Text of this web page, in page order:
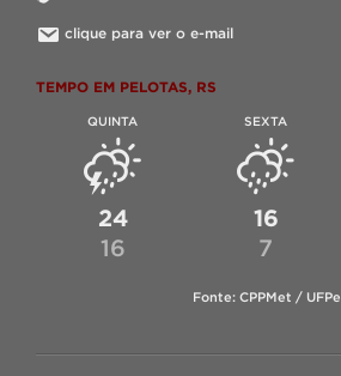
clique para ver o e-mail
TEMPO EM PELOTAS, RS
QUINTA
24
16
SEXTA
16
7
Fonte: CPPMet / UFPel